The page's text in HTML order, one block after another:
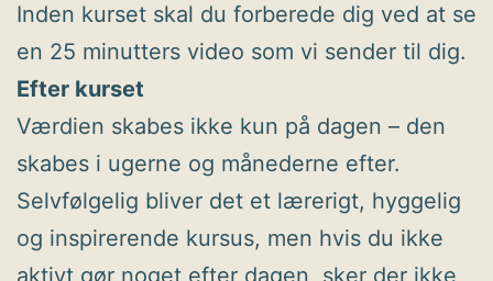
Inden kurset skal du forberede dig ved at se
en 25 minutters video som vi sender til dig.
Efter kurset
Værdien skabes ikke kun på dagen – den
skabes i ugerne og månederne efter.
Selvfølgelig bliver det et lærerigt, hyggelig
og inspirerende kursus, men hvis du ikke